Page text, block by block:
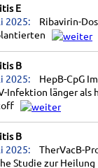
E
2025:
Ribavirin-
B
2025:
HepB-CpG
Infektion länger als
B
2025:
TherVacB-
Studie zur Heilung